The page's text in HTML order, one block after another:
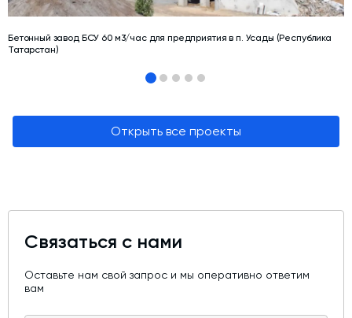
Бетонный завод БСУ 60 м3/час для предприятия в п. Усады (Республика
Татарстан)
Открыть все проекты
Связаться с нами
Оставьте нам свой запрос и мы оперативно ответим
вам